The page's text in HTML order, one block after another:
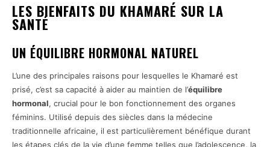
LES BIENFAITS DU KHAMARÉ SUR LA
SANTÉ
UN ÉQUILIBRE HORMONAL NATUREL
L’une des principales raisons pour lesquelles le Khamaré est
prisé, c’est sa capacité à aider au maintien de l’équilibre
hormonal, crucial pour le bon fonctionnement des organes
féminins. Utilisé depuis des siècles dans la médecine
traditionnelle africaine, il est particulièrement bénéfique durant
les étapes clés de la vie d’une femme telles que l’adolescence, la